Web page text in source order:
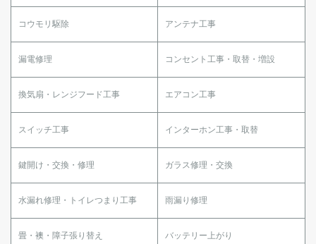
コウモリ駆除 アンテナ工事
漏電修理 コンセント工事・取替・増設
換気扇・レンジフード工事 エアコン工事
スイッチ工事 インターホン工事・取替
鍵開け・交換・修理 ガラス修理・交換
水漏れ修理・トイレつまり工事 雨漏り修理
畳・襖・障子張り替え バッテリー上がり